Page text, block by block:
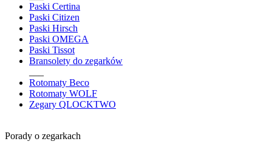
Paski Certina
Paski Citizen
Paski Hirsch
Paski OMEGA
Paski Tissot
Bransolety do zegarków
Rotomaty Beco
Rotomaty WOLF
Zegary QLOCKTWO
Porady o zegarkach